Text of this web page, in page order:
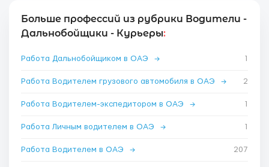
Больше профессий из рубрики Водители -
Дальнобойщики - Курьеры:
Работа Дальнобойщиком в ОАЭ → 1
Работа Водителем грузового автомобиля в ОАЭ → 2
Работа Водителем-экспедитором в ОАЭ → 1
Работа Личным водителем в ОАЭ → 1
Работа Водителем в ОАЭ → 207